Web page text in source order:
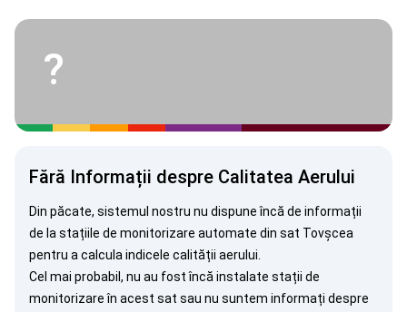
?
Fără Informații despre Calitatea Aerului
Din păcate, sistemul nostru nu dispune încă de informații
de la stațiile de monitorizare automate din sat Tovșcea
pentru a calcula indicele calității aerului.
Cel mai probabil, nu au fost încă instalate stații de
monitorizare în acest sat sau nu suntem informați despre